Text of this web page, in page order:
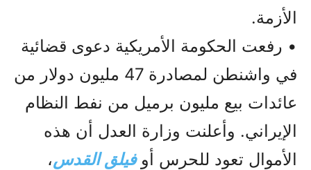
الأزمة.
• رفعت الحكومة الأمريكية دعوى قضائية
في واشنطن لمصادرة 47 مليون دولار من
عائدات بيع مليون برميل من نفط النظام
الإيراني. وأعلنت وزارة العدل أن هذه
الأموال تعود للحرس أوفيلق القدس،